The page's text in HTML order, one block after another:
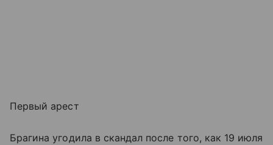
Первый арест
Брагина угодила в скандал после того, как 19 июля